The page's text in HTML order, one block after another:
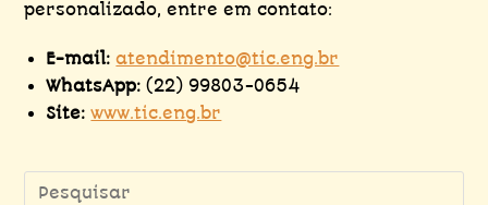
personalizado, entre em contato:
E-mail: atendimento@tic.eng.br
WhatsApp: (22) 99803-0654
Site: www.tic.eng.br